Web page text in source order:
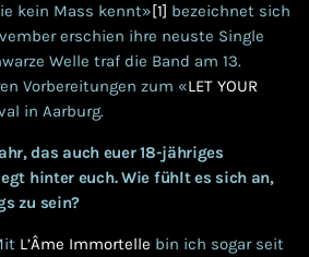
kein Mass kennt»[1] bezeichnet sich
erschien ihre neuste Single
Welle traf die Band am 13.
Vorbereitungen zum «LET YOUR
in Aarburg.
das auch euer 18-jähriges
hinter euch. Wie fühlt es sich an,
zu sein?
L’Âme Immortelle bin ich sogar seit